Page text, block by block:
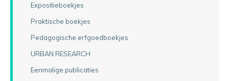
Expositieboekjes
Praktische boekjes
Pedagogische erfgoedboekjes
URBAN RESEARCH
Eenmalige publicaties